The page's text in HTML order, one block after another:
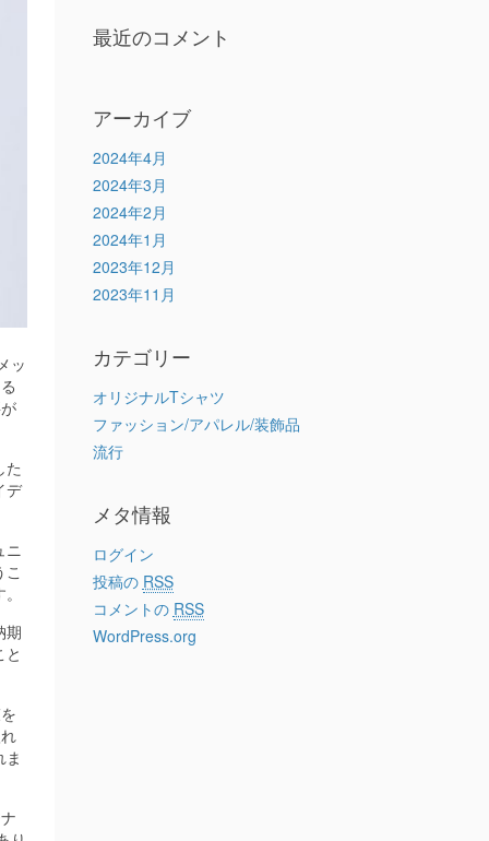
ッ
た
デ
ニ
期
最近のコメント
アーカイブ
2024年4月
2024年3月
2024年2月
2024年1月
2023年12月
2023年11月
カテゴリー
オリジナルTシャツ
ファッション/アパレル/装飾品
流行
メタ情報
ログイン
投稿の RSS
コメントの RSS
WordPress.org